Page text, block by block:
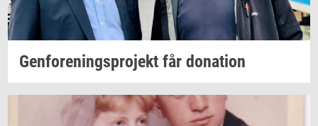
Gen­for­e­nings­pro­jekt får do­na­tion